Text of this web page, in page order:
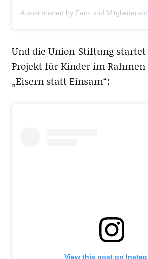
Und die Union-Stiftung
Projekt für Kinder im
„Eisern statt Einsam“:
View this post on